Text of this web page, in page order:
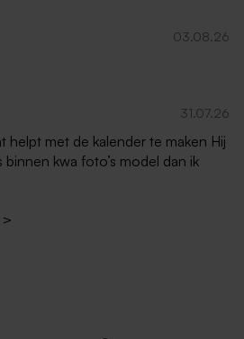
03.08.26
31.07.26
helpt met de kalender te maken Hij
binnen kwa foto’s model dan ik
>